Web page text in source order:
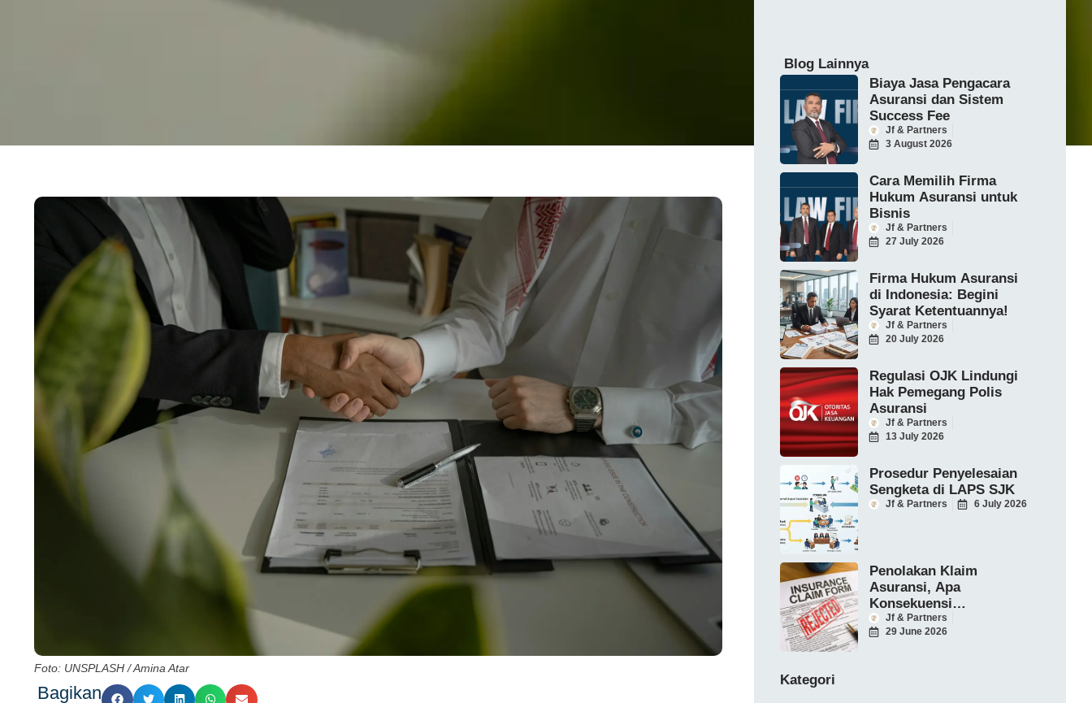
Foto: UNSPLASH / Amina Atar
Bagikan
Blog Lainnya
Biaya Jasa Pengacara
Asuransi dan Sistem
Success Fee
Jf & Partners
3 August 2026
Cara Memilih Firma
Hukum Asuransi untuk
Bisnis
Jf & Partners
27 July 2026
Firma Hukum Asuransi
di Indonesia: Begini
Syarat Ketentuannya!
Jf & Partners
20 July 2026
Regulasi OJK Lindungi
Hak Pemegang Polis
Asuransi
Jf & Partners
13 July 2026
Prosedur Penyelesaian
Sengketa di LAPS SJK
Jf & Partners 6 July 2026
Penolakan Klaim
Asuransi, Apa
Konsekuensi
Hukumnya?
Jf & Partners
29 June 2026
Kategori